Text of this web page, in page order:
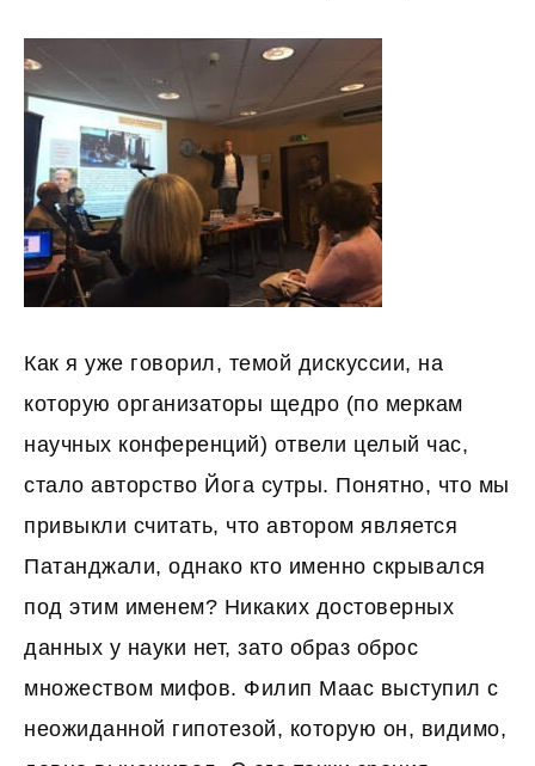
Как я уже говорил, темой дискуссии, на
которую организаторы щедро (по меркам
научных конференций) отвели целый час,
стало авторство Йога сутры. Понятно, что мы
привыкли считать, что автором является
Патанджали, однако кто именно скрывался
под этим именем? Никаких достоверных
данных у науки нет, зато образ оброс
множеством мифов. Филип Маас выступил с
неожиданной гипотезой, которую он, видимо,